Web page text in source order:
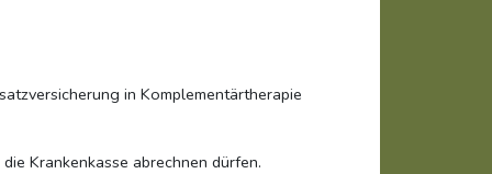
in Komplementärtherapie
Krankenkasse abrechnen dürfen.